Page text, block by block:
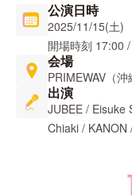
公演日時
2025/11/15(土)
開場時刻 17:00 /
会場
PRIMEWAV（沖
出演
JUBEE / Eisuke
Chiaki / KANON